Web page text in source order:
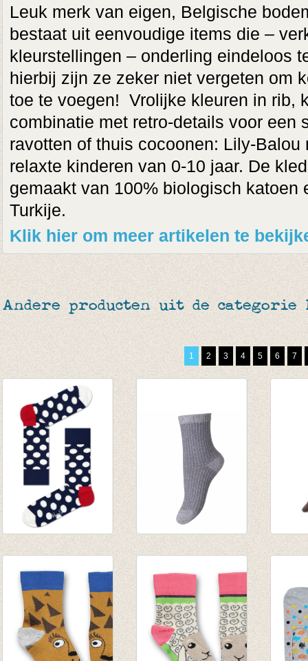
Leuk merk van eigen, Belgische
bestaat uit eenvoudige items die –
kleurstellingen – onderling eindeloos
hierbij zijn ze zeker niet vergeten om
toe te voegen! Vrolijke kleuren in rib,
combinatie met retro-details voor een
ravotten of thuis cocoonen: Lily-
relaxte kinderen van 0-10 jaar. De
gemaakt van 100% biologisch katoen
Turkije.
Klik hier om meer artikelen te
Andere producten uit de categorie
1 2 3 4 5 6 7
€ 8,95